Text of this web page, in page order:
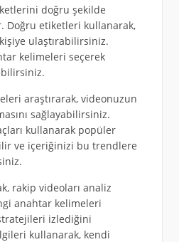
doğru şekilde
Doğru etiketleri kullanarak,
ulaştırabilirsiniz.
kelimeleri seçerek
araştırarak, videonuzun
sağlayabilirsiniz.
kullanarak popüler
ve içeriğinizi bu trendlere
rakip videoları analiz
anahtar kelimeleri
izlediğini
kullanarak, kendi